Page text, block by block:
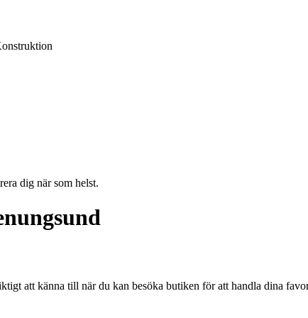
dig när som helst.
att känna till när du kan besöka butiken för att handla dina